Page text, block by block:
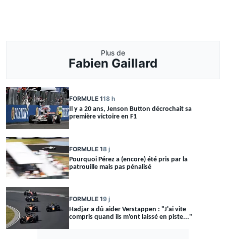
Plus de
Fabien Gaillard
FORMULE 118 h
Il y a 20 ans, Jenson Button décrochait sa
première victoire en F1
FORMULE 18 j
Pourquoi Pérez a (encore) été pris par la
patrouille mais pas pénalisé
FORMULE 19 j
Hadjar a dû aider Verstappen : "J'ai vite
compris quand ils m'ont laissé en piste..."